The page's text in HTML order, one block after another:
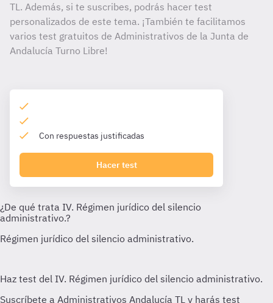
TL. Además, si te suscribes, podrás hacer test
personalizados de este tema. ¡También te facilitamos
varios test gratuitos de Administrativos de la Junta de
Andalucía Turno Libre!
Con respuestas justificadas
Hacer test